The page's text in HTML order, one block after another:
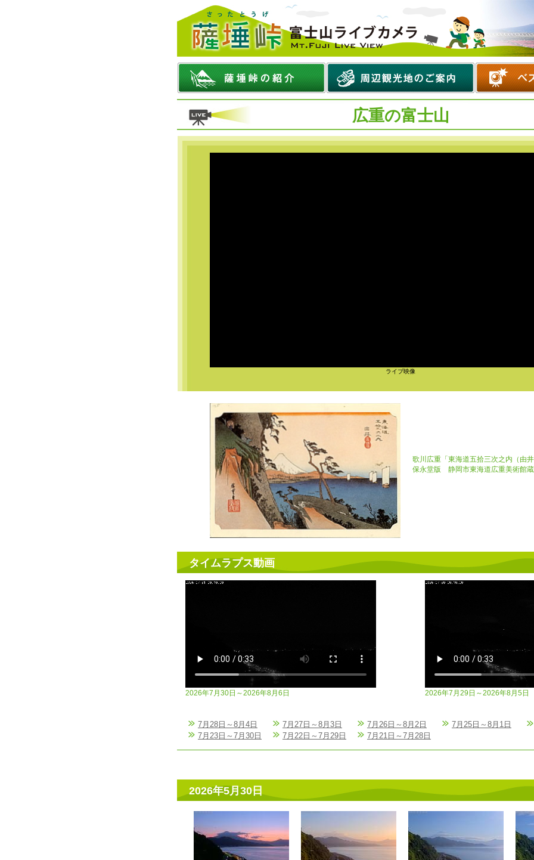
広重の富士山
ライブ映像
歌川広重「東海道五拾三次之内（由井
保永堂版 静岡市東海道広重美術館蔵
タイムラプス動画
2026年7月30日～2026年8月6日 2026年7月29日～2026年8月5日
7月28日～8月4日 7月27日～8月3日 7月26日～8月2日 7月25日～8月1日
7月23日～7月30日
7月22日～7月29日 7月21日～7月28日
2026年5月30日